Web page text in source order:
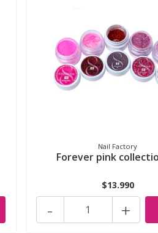
Nail Factory
Forever pink
$13.990
+
-